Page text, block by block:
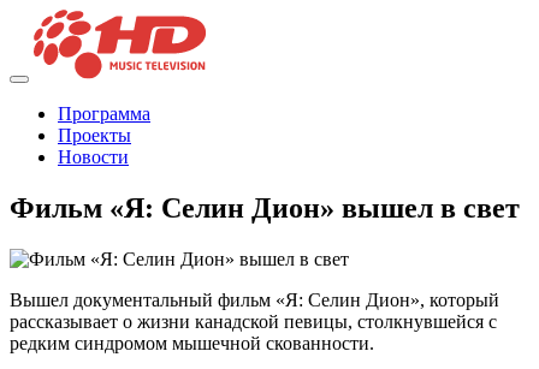
Программа
Проекты
Новости
Фильм «Я: Селин Дион» вышел в свет
Вышел документальный фильм «Я: Селин Дион», который
рассказывает о жизни канадской певицы, столкнувшейся с
редким синдромом мышечной скованности.